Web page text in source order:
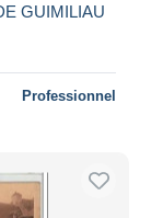
GUIMILIAU
Professionnel